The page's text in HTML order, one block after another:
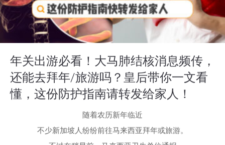
年关出游必看！大马肺结核消息频传，
还能去拜年/旅游吗？皇后带你一文看
懂，这份防护指南请转发给家人！
随着农历新年临近
不少新加坡人纷纷前往马来西亚拜年或旅游。